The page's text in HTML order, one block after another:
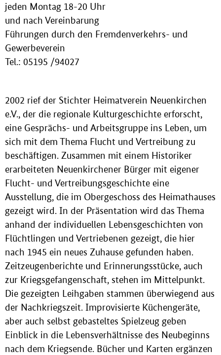
jeden Montag 18-20 Uhr
und nach Vereinbarung
Führungen durch den Fremdenverkehrs- und
Gewerbeverein
Tel.: 05195 /94027
2002 rief der Stichter Heimatverein Neuenkirchen
e.V., der die regionale Kulturgeschichte erforscht,
eine Gesprächs- und Arbeitsgruppe ins Leben, um
sich mit dem Thema Flucht und Vertreibung zu
beschäftigen. Zusammen mit einem Historiker
erarbeiteten Neuenkirchener Bürger mit eigener
Flucht- und Vertreibungsgeschichte eine
Ausstellung, die im Obergeschoss des Heimathauses
gezeigt wird. In der Präsentation wird das Thema
anhand der individuellen Lebensgeschichten von
Flüchtlingen und Vertriebenen gezeigt, die hier
nach 1945 ein neues Zuhause gefunden haben.
Zeitzeugenberichte und Erinnerungsstücke, auch
zur Kriegsgefangenschaft, stehen im Mittelpunkt.
Die gezeigten Leihgaben stammen überwiegend aus
der Nachkriegszeit. Improvisierte Küchengeräte,
aber auch selbst gebasteltes Spielzeug geben
Einblick in die Lebensverhältnisse des Neubeginns
nach dem Kriegsende. Bücher und Karten ergänzen